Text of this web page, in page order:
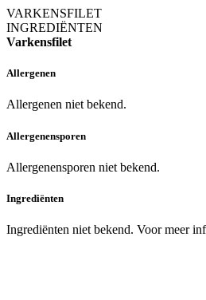
VARKENSFILET
INGREDIËNTEN
Varkensfilet
Allergenen
Allergenen niet bekend.
Allergenensporen
Allergenensporen niet bekend.
Ingrediënten
Ingrediënten niet bekend. Voor meer